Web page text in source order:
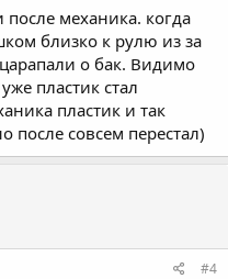
механика. когда
близко к рулю из за
о бак. Видимо
пластик стал
пластик и так
после совсем перестал)
#4